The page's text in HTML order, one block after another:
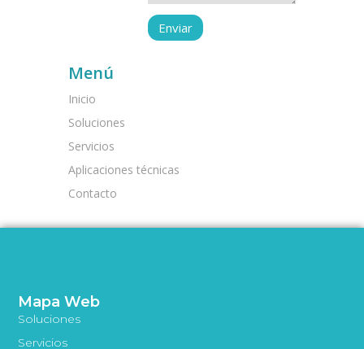
Menú
Inicio
Soluciones
Servicios
Aplicaciones técnicas
Contacto
Mapa Web
Soluciones
Servicios